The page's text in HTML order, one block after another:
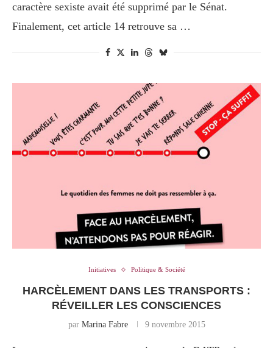
caractère sexiste avait été supprimé par le Sénat.
Finalement, cet article 14 retrouve sa …
Initiatives Politique & Société
HARCÈLEMENT DANS LES TRANSPORTS :
RÉVEILLER LES CONSCIENCES
par Marina Fabre 9 novembre 2015